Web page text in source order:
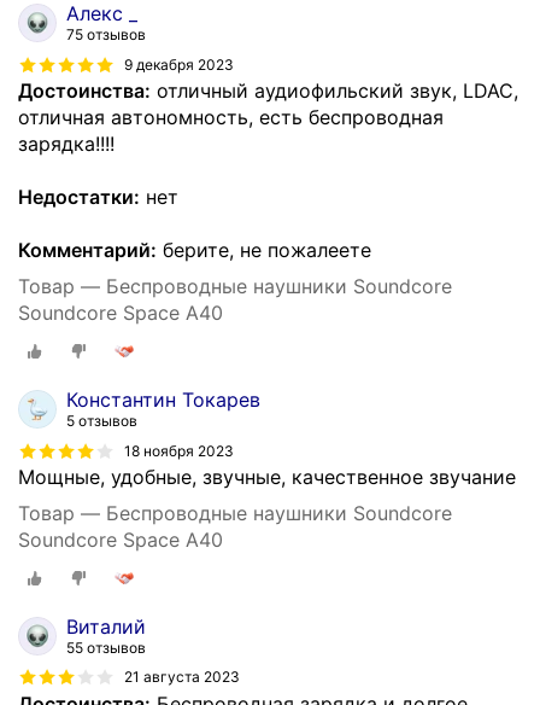
Алекс _
75 отзывов
9 декабря 2023
Достоинства: отличный аудиофильский звук, LDAC,
отличная автономность, есть беспроводная
зарядка!!!!
Недостатки: нет
Комментарий: берите, не пожалеете
Товар — Беспроводные наушники Soundcore
Soundcore Space A40
Константин Токарев
5 отзывов
18 ноября 2023
Мощные, удобные, звучные, качественное звучание
Товар — Беспроводные наушники Soundcore
Soundcore Space A40
Виталий
55 отзывов
21 августа 2023